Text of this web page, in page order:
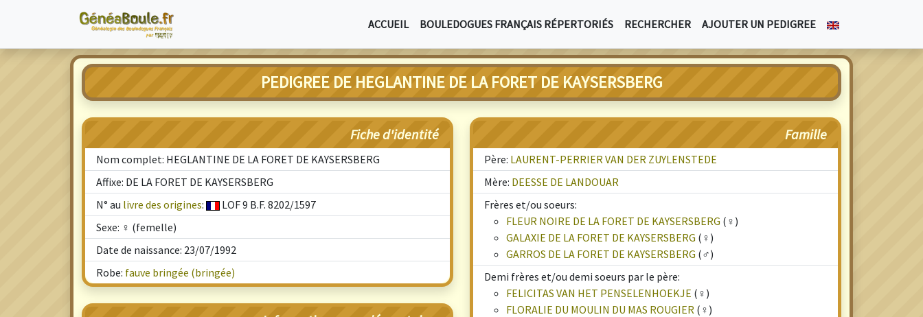
ACCUEIL BOULEDOGUES FRANÇAIS RÉPERTORIÉS RECHERCHER AJOUTER UN PEDIGREE
PEDIGREE DE HEGLANTINE DE LA FORET DE KAYSERSBERG
Fiche d'identité
Nom complet: HEGLANTINE DE LA FORET DE KAYSERSBERG
Affixe: DE LA FORET DE KAYSERSBERG
N° au livre des origines:
LOF 9 B.F. 8202/1597
Sexe: ♀ (femelle)
Date de naissance: 23/07/1992
Robe: fauve bringée (bringée)
Famille
Père: LAURENT-PERRIER VAN DER ZUYLENSTEDE
Mère: DEESSE DE LANDOUAR
Frères et/ou soeurs:
FLEUR NOIRE DE LA FORET DE KAYSERSBERG (♀)
GALAXIE DE LA FORET DE KAYSERSBERG (♀)
GARROS DE LA FORET DE KAYSERSBERG (♂)
Demi frères et/ou demi soeurs par le père:
FELICITAS VAN HET PENSELENHOEKJE (♀)
FLORALIE DU MOULIN DU MAS ROUGIER (♀)